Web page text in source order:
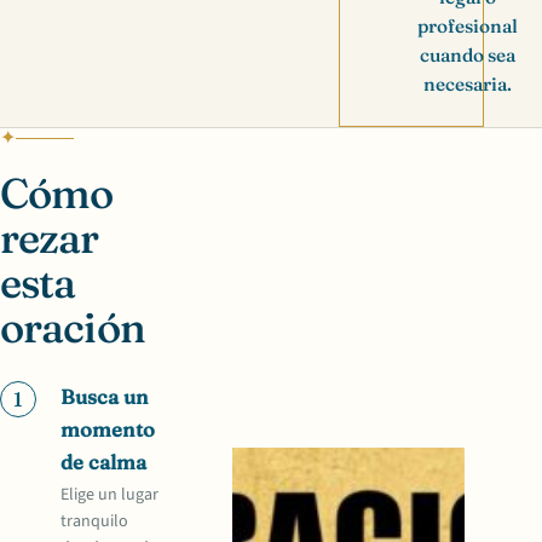
profesional
cuando sea
necesaria.
Cómo
rezar
esta
oración
1
Busca un
momento
de calma
Elige un lugar
tranquilo